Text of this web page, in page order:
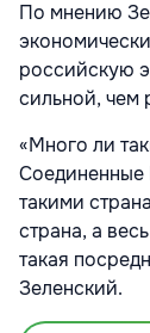
По мнению
российскую
сильной, чем
«Много ли
Соединенные
такими
страна, а
такая
Зеленский.